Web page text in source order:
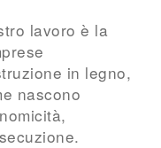
lavoro è la
in legno,
nascono